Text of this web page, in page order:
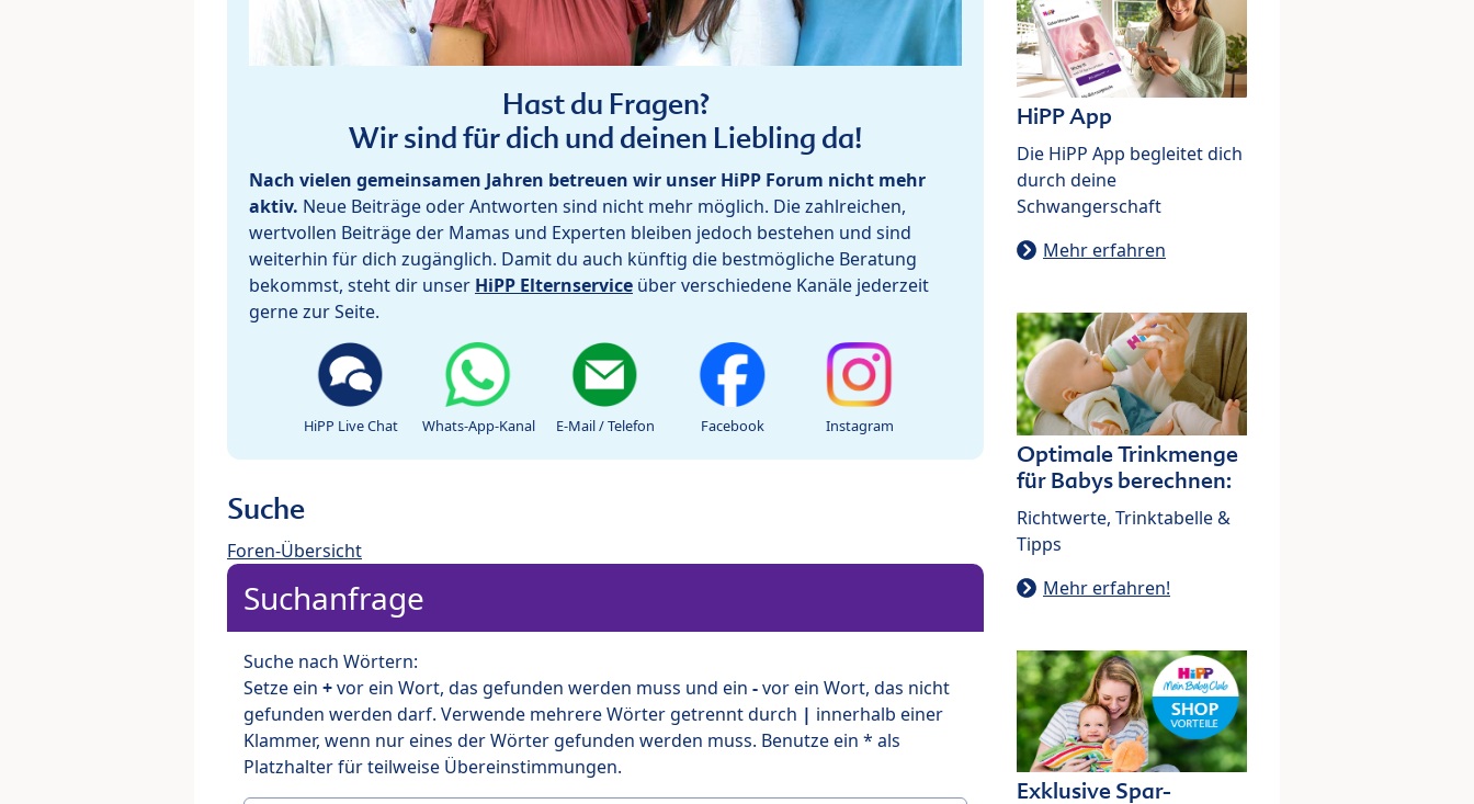
Hast du Fragen?
Wir sind für dich und deinen Liebling da!
Nach vielen gemeinsamen Jahren betreuen wir unser HiPP Forum nicht mehr
aktiv. Neue Beiträge oder Antworten sind nicht mehr möglich. Die zahlreichen,
wertvollen Beiträge der Mamas und Experten bleiben jedoch bestehen und sind
weiterhin für dich zugänglich. Damit du auch künftig die bestmögliche Beratung
bekommst, steht dir unser HiPP Elternservice über verschiedene Kanäle jederzeit
gerne zur Seite.
HiPP Live Chat Whats-App-Kanal E-Mail / Telefon Facebook Instagram
Suche
Foren-Übersicht
Suchanfrage
Suche nach Wörtern:
Setze ein +vor ein Wort, das gefunden werden muss und ein -vor ein Wort, das nicht
gefunden werden darf. Verwende mehrere Wörter getrennt durch | innerhalb einer
Klammer, wenn nur eines der Wörter gefunden werden muss. Benutze ein * als
Platzhalter für teilweise Übereinstimmungen.
HiPP App
Die HiPP App begleitet dich
durch deine
Schwangerschaft
Mehr erfahren
Optimale Trinkmenge
für Babys berechnen:
Richtwerte, Trinktabelle &
Tipps
Mehr erfahren!
Exklusive Spar-